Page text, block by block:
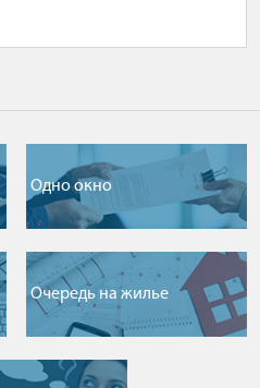
Одно окно
Очередь на жилье